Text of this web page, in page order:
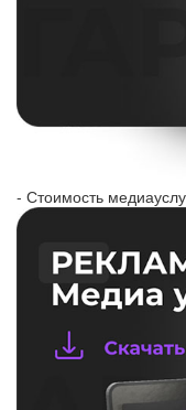
- Стоимость